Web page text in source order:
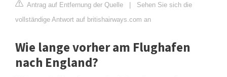
Antrag auf Entfernung der Quelle
Sehen Sie sich die
vollständige Antwort auf britishairways.com an
Wie lange vorher am Flughafen
nach England?